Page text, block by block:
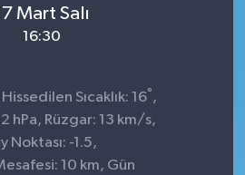
Mart Salı
16:30
Sıcaklık: 16° ,
hPa, Rüzgar: 13 km/s,
Noktası: -1.5,
10 km, Gün